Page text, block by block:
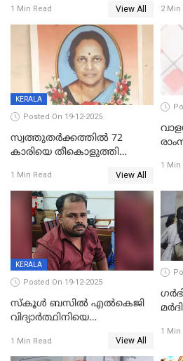
1 Min Read View All 2 Min
KERALA
Posted On 19-12-2025
സ്വത്തുതര്‍ക്കത്തില്‍ 72
കാരിയെ തീകൊളുത്തി
ക്രൂരകൊലപാതകത്തില്‍
സഹോദരിപുത്രന് ജീവപര്യന്തം
1 Min Read View All
1 Min
KERALA
Posted On 19-12-2025
സ്കൂൾ ബസിൽ എൽകെജി
വിദ്യാര്‍ത്ഥിനിയെ
ക്ലീനര്‍ പിടിയിൽ
1 Min Read View All
1 Min